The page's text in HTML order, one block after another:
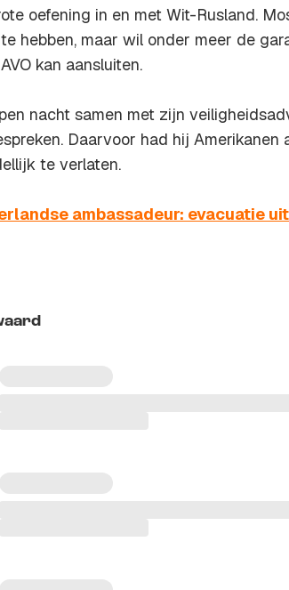
oefening in en met Wit-Rusland.
hebben, maar wil onder meer de
kan aansluiten.
nacht samen met zijn
Daarvoor had hij Amerikanen
te verlaten.
ambassadeur: evacuatie